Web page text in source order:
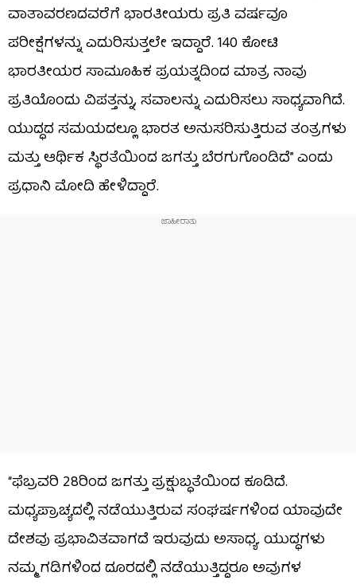
ವಾತಾವರಣದವರೆಗೆ ಭಾರತೀಯರು ಪ್ರತಿ ವರ್ಷವೂ
ಪರೀಕ್ಷೆಗಳನ್ನು ಎದುರಿಸುತ್ತಲೇ ಇದ್ದಾರೆ. 140 ಕೋಟಿ
ಭಾರತೀಯರ ಸಾಮೂಹಿಕ ಪ್ರಯತ್ನದಿಂದ ಮಾತ್ರ ನಾವು
ಪ್ರತಿಯೊಂದು ವಿಪತ್ತನ್ನು, ಸವಾಲನ್ನು ಎದುರಿಸಲು ಸಾಧ್ಯವಾಗಿದೆ.
ಯುದ್ಧದ ಸಮಯದಲ್ಲೂ ಭಾರತ ಅನುಸರಿಸುತ್ತಿರುವ ತಂತ್ರಗಳು
ಮತ್ತು ಆರ್ಥಿಕ ಸ್ಥಿರತೆಯಿಂದ ಜಗತ್ತು ಬೆರಗುಗೊಂಡಿದೆ” ಎಂದು
ಪ್ರಧಾನಿ ಮೋದಿ ಹೇಳಿದ್ದಾರೆ.
“ಫೆಬ್ರವರಿ 28ರಿಂದ ಜಗತ್ತು ಪ್ರಕ್ಷುಬ್ಧತೆಯಿಂದ ಕೂಡಿದೆ.
ಮಧ್ಯಪ್ರಾಚ್ಯದಲ್ಲಿ ನಡೆಯುತ್ತಿರುವ ಸಂಘರ್ಷಗಳಿಂದ ಯಾವುದೇ
ದೇಶವು ಪ್ರಭಾವಿತವಾಗದೆ ಇರುವುದು ಅಸಾಧ್ಯ. ಯುದ್ಧಗಳು
ನಮ್ಮ ಗಡಿಗಳಿಂದ ದೂರದಲ್ಲಿ ನಡೆಯುತ್ತಿದ್ದರೂ ಅವುಗಳ